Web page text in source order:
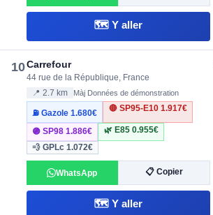
🗺️ Y aller
10Carrefour
44 rue de la République, France
📍 2.7 km Màj Données de démonstration
⛽ Gazole1.680€
🔴 SP95-E10 1.917€
🟣 SP981.886€ 🌿 E85 0.955€
💨 GPLc1.072€
WhatsApp 📋 Copier
🗺️ Y aller